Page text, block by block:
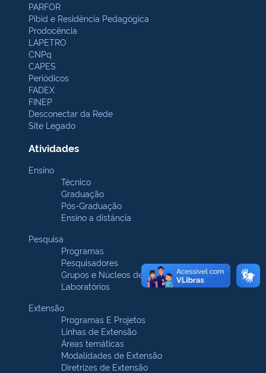
PARFOR
Pibid e Residência Pedagógica
Prodocência
LAPETRO
CNPq
CAPES
Periódicos
FADEX
FINEP
Desconectar da Rede
Site Legado
Atividades
Ensino
Técnico
Graduação
Pós-Graduação
Ensino a distância
Pesquisa
Programas
Pesquisadores
Grupos e Núcleos de pesquisa
Laboratórios
Extensão
Programas E Projetos
Linhas de Extensão
Áreas temáticas
Modalidades de Extensão
Diretrizes de Extensão